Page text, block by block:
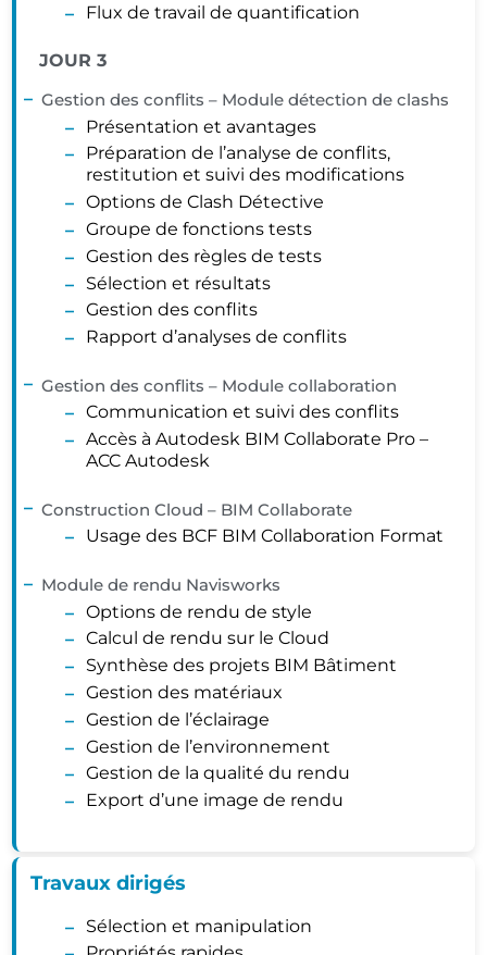
Flux de travail de quantification
JOUR 3
Gestion des conflits – Module détection de clashs
Présentation et avantages
Préparation de l’analyse de conflits,
restitution et suivi des modifications
Options de Clash Détective
Groupe de fonctions tests
Gestion des règles de tests
Sélection et résultats
Gestion des conflits
Rapport d’analyses de conflits
Gestion des conflits – Module collaboration
Communication et suivi des conflits
Accès à Autodesk BIM Collaborate Pro –
ACC Autodesk
Construction Cloud – BIM Collaborate
Usage des BCF BIM Collaboration Format
Module de rendu Navisworks
Options de rendu de style
Calcul de rendu sur le Cloud
Synthèse des projets BIM Bâtiment
Gestion des matériaux
Gestion de l’éclairage
Gestion de l’environnement
Gestion de la qualité du rendu
Export d’une image de rendu
Travaux dirigés
Sélection et manipulation